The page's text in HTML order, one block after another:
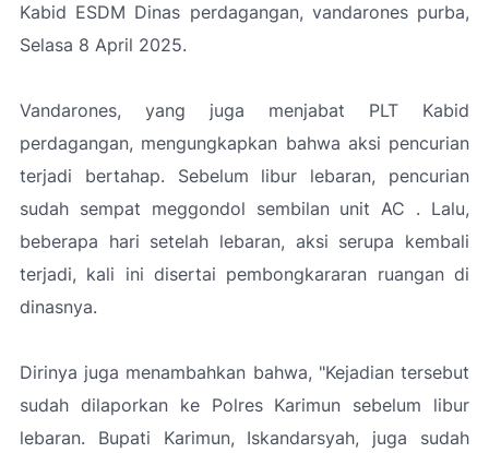
Kabid ESDM Dinas perdagangan, vandarones purba,
Selasa 8 April 2025.
Vandarones, yang juga menjabat PLT Kabid
perdagangan, mengungkapkan bahwa aksi pencurian
terjadi bertahap. Sebelum libur lebaran, pencurian
sudah sempat meggondol sembilan unit AC . Lalu,
beberapa hari setelah lebaran, aksi serupa kembali
terjadi, kali ini disertai pembongkararan ruangan di
dinasnya.
Dirinya juga menambahkan bahwa, "Kejadian tersebut
sudah dilaporkan ke Polres Karimun sebelum libur
lebaran. Bupati Karimun, Iskandarsyah, juga sudah